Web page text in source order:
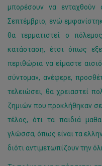
μπορέσουν να ενταχθούν
Σεπτέμβριο, ενώ
θα τερματιστεί ο
κατάσταση, έτσι όπως
περιθώρια να είμαστε
σύντομα», ανέφερε,
τελειώσει, θα χρειαστεί
ζημιών που προκλήθηκαν
τέλος, ότι τα παιδιά
γλώσσα, όπως είναι τα
διότι αντιμετωπίζουν την